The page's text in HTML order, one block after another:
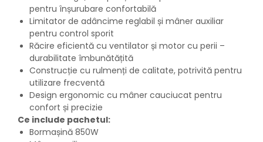
Aparate de Tăiat Gresie
Briceag multifuncțional
Ciocan
Dălți pentru Lemn
Menghine
Scule pentru Gresie și Sticlă
Scule pentru grădină
Suflantă frunze
pentru înșurubare confortabilă
Limitator de adâncime reglabil și mâner auxiliar
pentru control sporit
Răcire eficientă cu ventilator și motor cu perii –
durabilitate îmbunătățită
Construcție cu rulmenți de calitate, potrivită pentru
utilizare frecventă
Design ergonomic cu mâner cauciucat pentru
confort și precizie
Ce include pachetul:
Bormașină 850W